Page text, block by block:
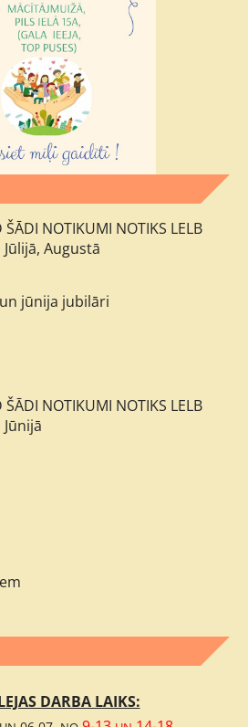
ŠĀDI NOTIKUMI NOTIKS LELB
Jūlijā, Augustā
jūnija jubilāri
ŠĀDI NOTIKUMI NOTIKS LELB
Jūnijā
DARBA LAIKS: